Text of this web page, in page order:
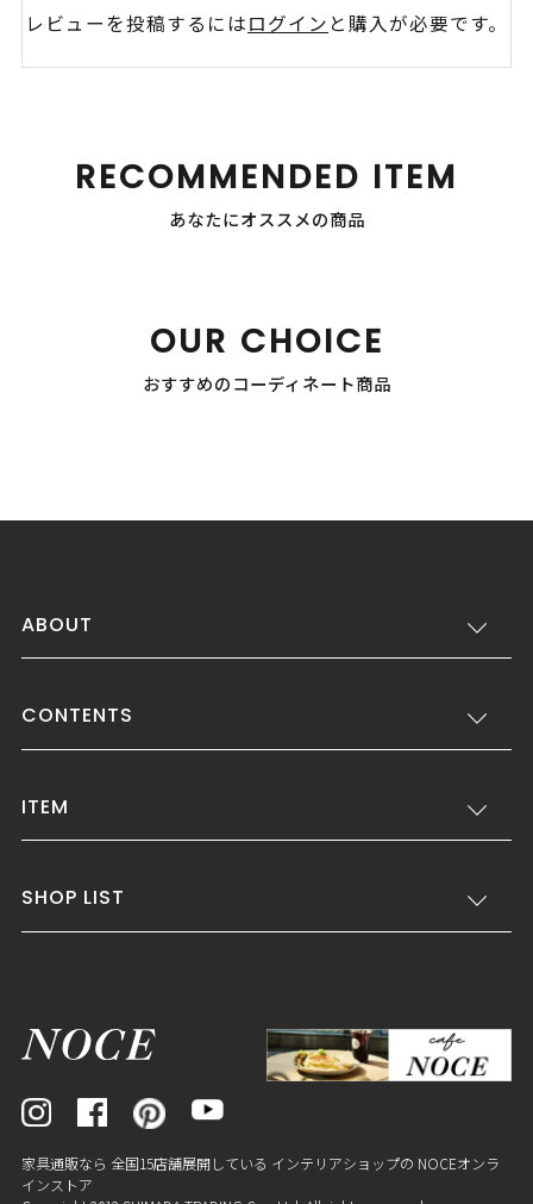
レビューを投稿するにはログイン と購入が必要です。
RECOMMENDED ITEM
あなたにオススメの商品
OUR CHOICE
おすすめのコーディネート商品
ABOUT
CONTENTS
ITEM
SHOP LIST
家具通販なら 全国15店舗展開している インテリアショップの NOCEオンラ
インストア